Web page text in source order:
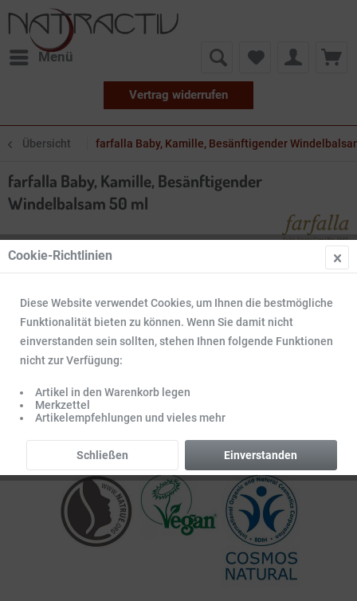
Menü
Vertrag widerrufen
Übersicht farfalla Baby, Kamille, Besänftigender
farfalla Baby, Kamille, Besänftigender
Windelbalsam 50 ml
Cookie-Richtlinien
Diese Website verwendet Cookies, um Ihnen die bestmögliche
Funktionalität bieten zu können. Wenn Sie damit nicht
einverstanden sein sollten, stehen Ihnen folgende Funktionen
nicht zur Verfügung:
Artikel in den Warenkorb legen
Merkzettel
Artikelempfehlungen und vieles mehr
Einverstanden
Schließen